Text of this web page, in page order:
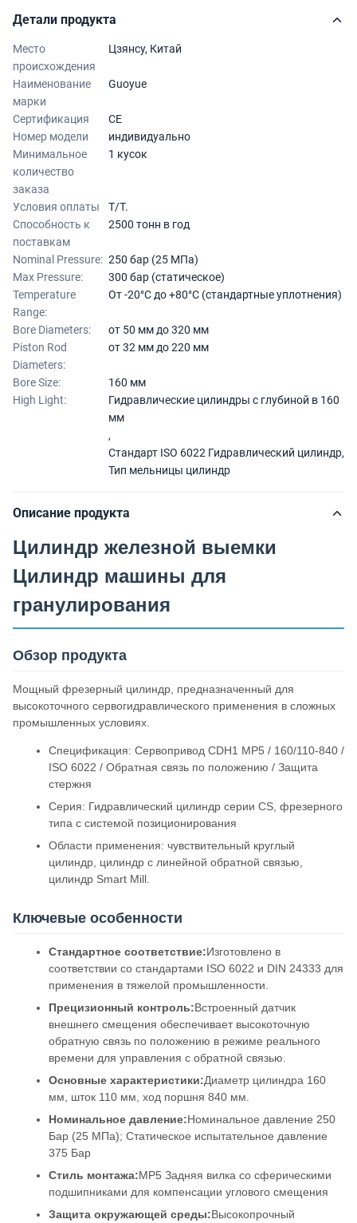
Детали продукта
Место
происхождения
Цзянсу, Китай
Наименование
марки
Guoyue
Сертификация
CE
Номер модели
индивидуально
Минимальное
количество
заказа
1 кусок
Условия оплаты
T/T.
Способность к
поставкам
2500 тонн в год
Nominal Pressure: 250 бар (25 МПа)
Max Pressure:
300 бар (статическое)
Temperature
Range:
От -20°C до +80°C (стандартные уплотнения)
Bore Diameters:
от 50 мм до 320 мм
Piston Rod
Diameters:
от 32 мм до 220 мм
Bore Size:
160 мм
High Light:
Гидравлические цилиндры с глубиной в 160
мм
,
Стандарт ISO 6022 Гидравлический цилиндр,
Тип мельницы цилиндр
Описание продукта
Цилиндр железной выемки
Цилиндр машины для
гранулирования
Обзор продукта
Мощный фрезерный цилиндр, предназначенный для
высокоточного сервогидравлического применения в сложных
промышленных условиях.
Спецификация: Сервопривод CDH1 MP5 / 160/110-840 /
ISO 6022 / Обратная связь по положению / Защита
стержня
Серия: Гидравлический цилиндр серии CS, фрезерного
типа с системой позиционирования
Области применения: чувствительный круглый
цилиндр, цилиндр с линейной обратной связью,
цилиндр Smart Mill.
Ключевые особенности
Стандартное соответствие:Изготовлено в
соответствии со стандартами ISO 6022 и DIN 24333 для
применения в тяжелой промышленности.
Прецизионный контроль:Встроенный датчик
внешнего смещения обеспечивает высокоточную
обратную связь по положению в режиме реального
времени для управления с обратной связью.
Основные характеристики:Диаметр цилиндра 160
мм, шток 110 мм, ход поршня 840 мм.
Номинальное давление:Номинальное давление 250
Бар (25 МПа); Статическое испытательное давление
375 Бар
Стиль монтажа:MP5 Задняя вилка со сферическими
подшипниками для компенсации углового смещения
Защита окружающей среды:Высокопрочный